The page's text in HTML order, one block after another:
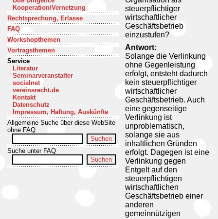
Kooperation/Vernetzung
Rechtsprechung, Erlasse
FAQ
Workshopthemen
Vortragsthemen
Service
Literatur
Seminarveranstalter
socialnet
vereinsrecht.de
Kontakt
Datenschutz
Impressum, Haftung, Auskünfte
Allgemeine Suche über diese WebSite
ohne FAQ
Suche unter FAQ
steuerpflichtiger
wirtschaftlicher
Geschäftsbetrieb
einzustufen?
Antwort:
Solange die Verlinkung
ohne Gegenleistung
erfolgt, entsteht dadurch
kein steuerpflichtiger
wirtschaftlicher
Geschäftsbetrieb. Auch
eine gegenseitige
Verlinkung ist
unproblematisch,
solange sie aus
inhaltlichen Gründen
erfolgt. Dagegen ist eine
Verlinkung gegen
Entgelt auf den
steuerpflichtigen
wirtschaftlichen
Geschäftsbetrieb einer
anderen
gemeinnützigen